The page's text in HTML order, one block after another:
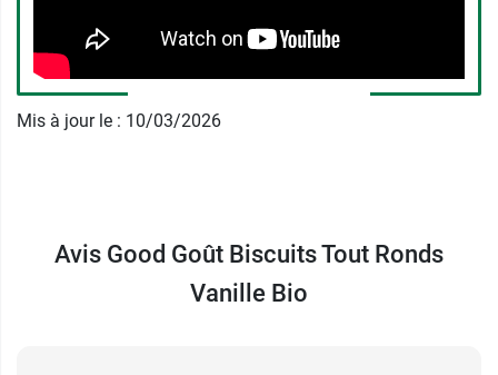
conservés.
Avec les biscuitsTout Ronds vanilledeGood
apprenant à tenir un biscuit. Une façon ludique
Mis à jour le : 10/03/2026
Avis Good Goût Biscuits Tout Ronds
Vanille Bio